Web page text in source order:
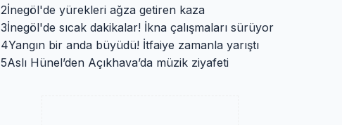
2İnegöl'de yürekleri ağza getiren kaza
3İnegöl'de sıcak dakikalar! İkna çalışmaları sürüyor
4Yangın bir anda büyüdü! İtfaiye zamanla yarıştı
5Aslı Hünel’den Açıkhava’da müzik ziyafeti